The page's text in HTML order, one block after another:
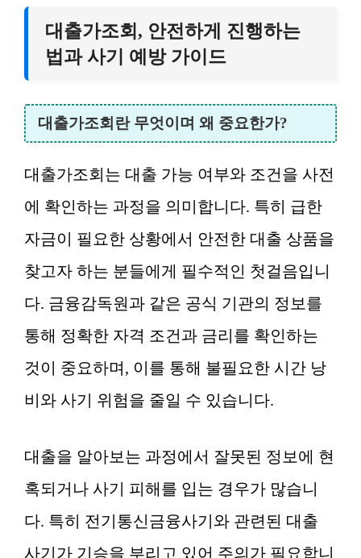
대출가조회, 안전하게 진행하는
법과 사기 예방 가이드
대출가조회란 무엇이며 왜 중요한가?
대출가조회는 대출 가능 여부와 조건을 사전
에 확인하는 과정을 의미합니다. 특히 급한
자금이 필요한 상황에서 안전한 대출 상품을
찾고자 하는 분들에게 필수적인 첫걸음입니
다. 금융감독원과 같은 공식 기관의 정보를
통해 정확한 자격 조건과 금리를 확인하는
것이 중요하며, 이를 통해 불필요한 시간 낭
비와 사기 위험을 줄일 수 있습니다.
대출을 알아보는 과정에서 잘못된 정보에 현
혹되거나 사기 피해를 입는 경우가 많습니
다. 특히 전기통신금융사기와 관련된 대출
사기가 기승을 부리고 있어 주의가 필요합니